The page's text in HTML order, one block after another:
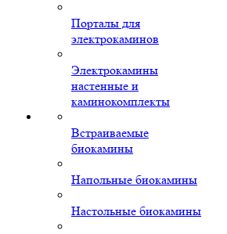
Порталы для
электрокаминов
Электрокамины
настенные и
каминокомплекты
Встраиваемые
биокамины
Напольные биокамины
Настольные биокамины